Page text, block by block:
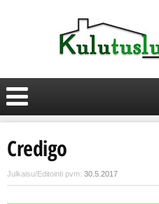
Credigo
Julkaisu/Editointi pvm: 30.5.2017